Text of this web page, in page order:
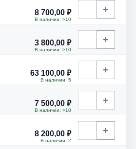
8 700,00 ₽
В наличии: >10
+
3 800,00 ₽
В наличии: >10
+
63 100,00 ₽
В наличии: 5
+
7 500,00 ₽
В наличии: >10
+
8 200,00 ₽
В наличии: 2
+